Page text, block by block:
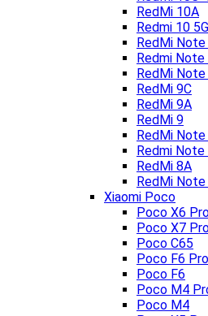
RedMi 10A
Redmi 10 5G
RedMi
Redmi
RedMi Note
RedMi 9C
RedMi 9A
RedMi 9
RedMi
Redmi
RedMi 8A
RedMi
Xiaomi Poco
Poco X6
Poco X7
Poco C65
Poco F6 Pro
Poco F6
Poco M4
Poco M4